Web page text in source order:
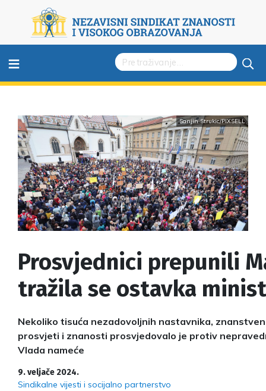
≡
Sanjin Strukic/PIXSELL
Prosvjednici prepunili
tražila se ostavka
Nekoliko tisuća nezadovoljnih nastavnika,
prosvjeti i znanosti prosvjedovalo je protiv
Vlada nameće
9. veljače 2024.
Sindikalne vijesti i socijalno partnerstvo